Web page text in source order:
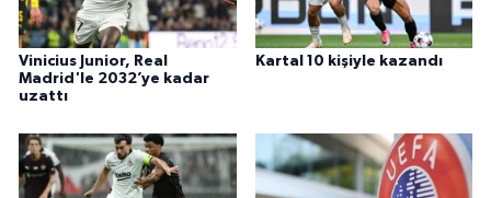
Vinicius Junior, Real
Madrid'le 2032’ye kadar
uzattı
Kartal 10 kişiyle kazandı